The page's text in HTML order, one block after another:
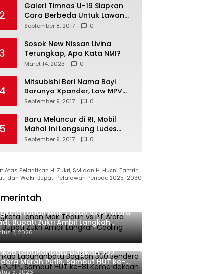
2
Galeri Timnas U-19 Siapkan
Cara Berbeda Untuk Lawan
Vietnam
September 8, 2017 0
3
Sosok New Nissan Livina
Terungkap, Apa Kata NMI?
Maret 14, 2023 0
4
Mitsubishi Beri Nama Bayi
Barunya Xpander, Low MPV
Pesaing Avanza cs
September 9, 2017 0
5
Baru Meluncur di RI, Mobil
Mahal Ini Langsung Ludes
Terjual
September 9, 2017 0
Atas Pelantikan H. Zukri, SM dan H. Husni Tamrin,
dan Wakil Bupati Pelalawan Periode 2025-2030
Lahan Mak Teduh vs PT Arara
Bupati Zukri Ambil Langkah
Down
7, 2026
Labuhanbatu Bagikan 300
Merah Putih, Sambut HUT ke-81
RI
5, 2026